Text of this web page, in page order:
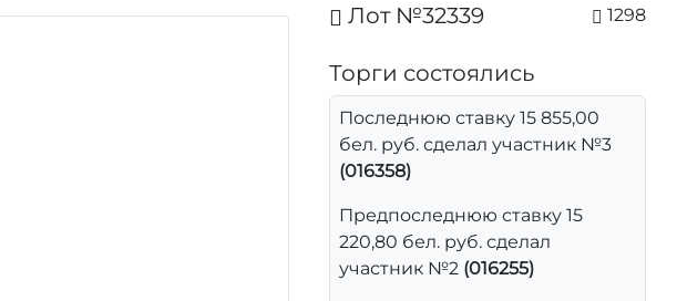
Лот №32339 1298
Торги состоялись
Последнюю ставку 15 855,00
бел. руб. сделал участник №3
(016358)
Предпоследнюю ставку 15
220,80 бел. руб. сделал
участник №2 (016255)